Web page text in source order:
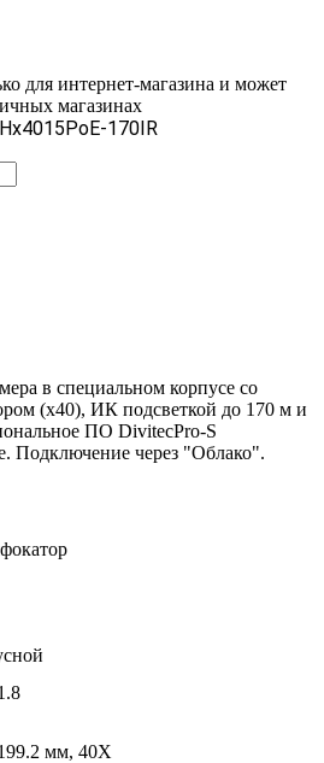
для интернет-магазина и может
магазинах
170IR
в специальном корпусе со
(х40), ИК подсветкой до 170 м и
ПО DivitecPro-S
Подключение через "Облако".
мм, 40Х